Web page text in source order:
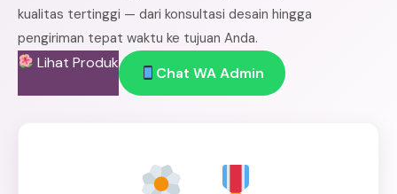
kualitas tertinggi — dari konsultasi desain hingga
pengiriman tepat waktu ke tujuan Anda.
Lihat Produk
Chat WA Admin